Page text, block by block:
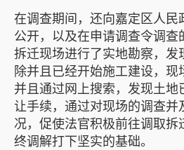
在调查期间，还向嘉定区人民
公开，以及在申请调查令调
拆迁现场进行了实地勘察，
除并且已经开始施工建设，现
并且通过网上搜索，发现土地
让手续，通过对现场的调查并
况，促使法官积极前往调取
终调解打下坚实的基础。